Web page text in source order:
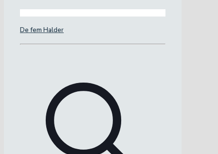
De fem Halder